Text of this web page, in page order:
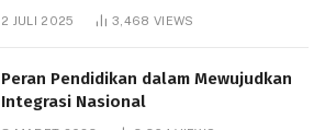
Bantuan Pendidikan Gratispol
2 JULI 2025 3,468 VIEWS
Peran Pendidikan dalam Mewujudkan
Integrasi Nasional